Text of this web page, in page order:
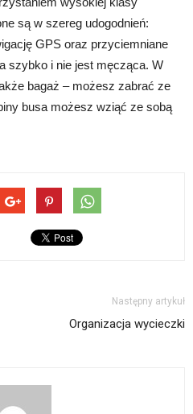
są w szereg udogodnień:
GPS oraz przyciemniane
szybko i nie jest męcząca. W
bagaż – możesz zabrać ze
busa możesz wziąć ze sobą
Następny artykuł
Organizacja wycieczki